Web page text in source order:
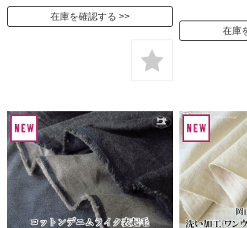
在庫を確認する
在庫